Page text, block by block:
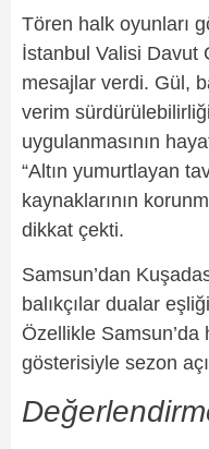
Tören halk oyunları
İstanbul Valisi Davut
mesajlar verdi. Gül,
verim
uygulanmasının
“Altın yumurtlayan
kaynaklarının
dikkat çekti.
Samsun’dan
balıkçılar dualar
Özellikle Samsun’da
gösterisiyle sezon